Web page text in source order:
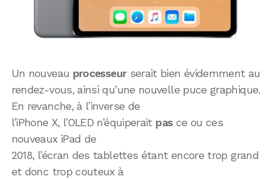
Un nouveau processeurserait bien évidemment au
rendez-vous, ainsi qu’une nouvelle puce graphique.
En revanche, à l’inverse de
l’iPhone X, l’OLED n’équiperait pasce ou ces
nouveaux iPad de
2018, l’écran des tablettes étant encore trop grand
et donc trop couteux à